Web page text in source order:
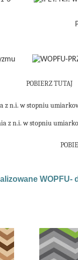
POBIERZ TUTAJ
WOPFU-